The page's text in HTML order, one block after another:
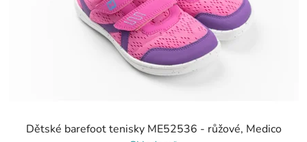
Dětské barefoot tenisky ME52536 - růžové, Medico